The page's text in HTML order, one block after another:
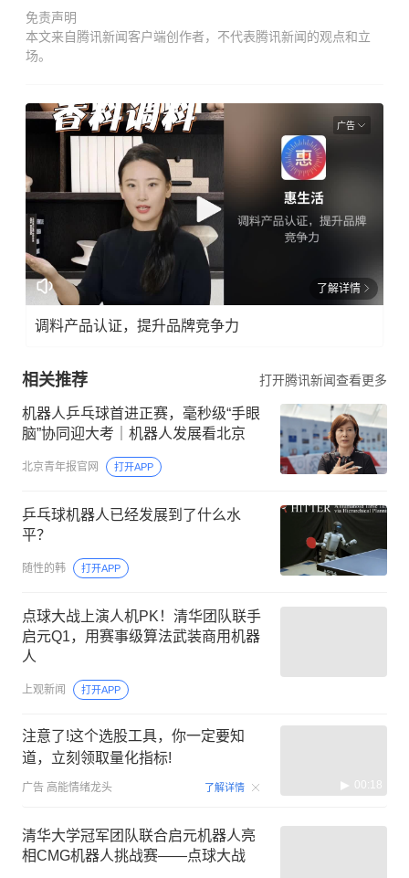
免责声明
本文来自腾讯新闻客户端创作者，不代表腾讯新闻的观点和立
场。
广告
了解详情
调料产品认证，提升品牌竞争力
相关推荐 打开腾讯新闻查看更多
机器人乒乓球首进正赛，毫秒级“手眼
脑”协同迎大考｜机器人发展看北京
北京青年报官网 打开APP
乒乓球机器人已经发展到了什么水
平？
随性的韩 打开APP
点球大战上演人机PK！清华团队联手
启元Q1，用赛事级算法武装商用机器
人
上观新闻 打开APP
注意了!这个选股工具，你一定要知
道，立刻领取量化指标!
广告 高能情绪龙头 了解详情 00:18
清华大学冠军团队联合启元机器人亮
相CMG机器人挑战赛——点球大战